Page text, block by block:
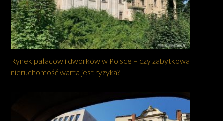
Rynek pałaców i dworków w Polsce – czy zabytkowa
nieruchomość warta jest ryzyka?